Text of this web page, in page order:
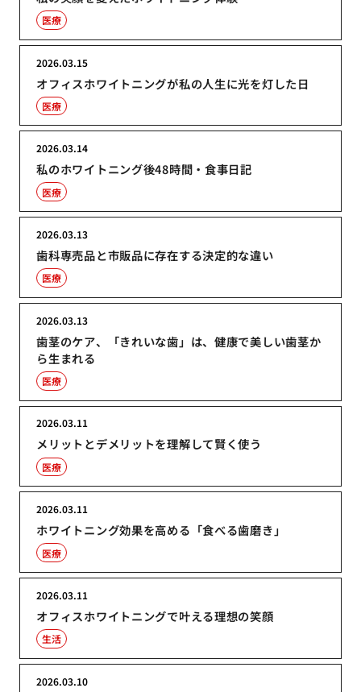
医療
オフィスホワイトニングが私の人生に光を灯した日
2026.03.15
医療
私のホワイトニング後48時間・食事日記
2026.03.14
医療
歯科専売品と市販品に存在する決定的な違い
2026.03.13
医療
歯茎のケア、「きれいな歯」は、健康で美しい歯茎か
ら生まれる
2026.03.13
医療
メリットとデメリットを理解して賢く使う
2026.03.11
医療
ホワイトニング効果を高める「食べる歯磨き」
2026.03.11
医療
オフィスホワイトニングで叶える理想の笑顔
2026.03.11
生活
2026.03.10